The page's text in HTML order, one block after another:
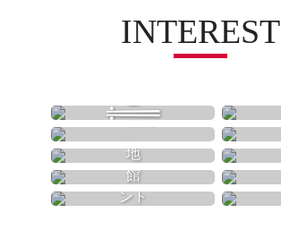
INTEREST
食べる
歴史
遊園地
美術館